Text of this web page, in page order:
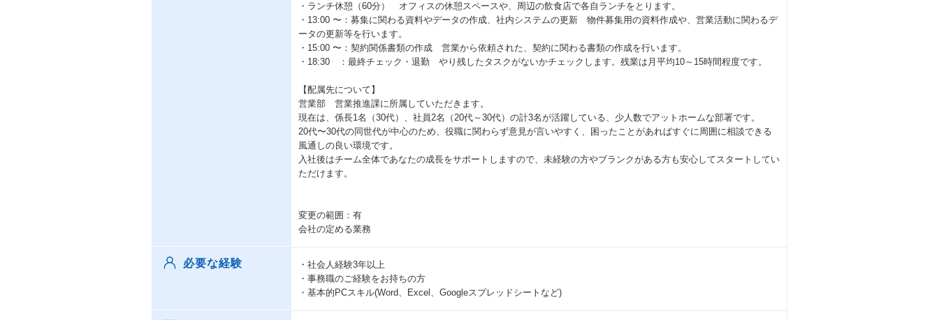
・ランチ休憩（60分） オフィスの休憩スペースや、周辺の飲食店で各自ランチをとります。
・13:00 〜：募集に関わる資料やデータの作成、社内システムの更新 物件募集用の資料作成や、営業活動に関わるデ
ータの更新等を行います。
・15:00 〜：契約関係書類の作成 営業から依頼された、契約に関わる書類の作成を行います。
・18:30 ：最終チェック・退勤 やり残したタスクがないかチェックします。残業は月平均10～15時間程度です。
【配属先について】
営業部 営業推進課に所属していただきます。
現在は、係長1名（30代）、社員2名（20代～30代）の計3名が活躍している、少人数でアットホームな部署です。
20代〜30代の同世代が中心のため、役職に関わらず意見が言いやすく、困ったことがあればすぐに周囲に相談できる
風通しの良い環境です。
入社後はチーム全体であなたの成長をサポートしますので、未経験の方やブランクがある方も安心してスタートしてい
ただけます。
変更の範囲：有
会社の定める業務
必要な経験
・社会人経験3年以上
・事務職のご経験をお持ちの方
・基本的PCスキル(Word、Excel、Googleスプレッドシートなど)